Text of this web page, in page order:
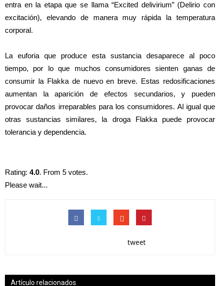
entra en la etapa que se llama “Excited delivirium” (Delirio con
excitación), elevando de manera muy rápida la temperatura
corporal.
La euforia que produce esta sustancia desaparece al poco
tiempo, por lo que muchos consumidores sienten ganas de
consumir la Flakka de nuevo en breve. Estas redosificaciones
aumentan la aparición de efectos secundarios, y pueden
provocar daños irreparables para los consumidores. Al igual que
otras sustancias similares, la droga Flakka puede provocar
tolerancia y dependencia.
Rating: 4.0. From 5 votes.
Please wait...
tweet
Artículo relacionados